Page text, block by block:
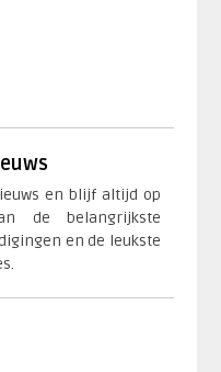
en blijf altijd op
de belangrijkste
en de leukste